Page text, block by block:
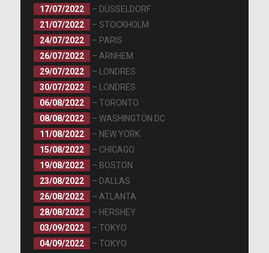
17/07/2022
– DÜSSELDORF
21/07/2022
– STOCKHOLM
24/07/2022
– PARIS
26/07/2022
– ARNHEM
29/07/2022
– LONDRES
30/07/2022
– LONDRES
06/08/2022
– TORONTO
08/08/2022
– WASHINGTON DC
11/08/2022
– NEW YORK
15/08/2022
– CHICAGO
19/08/2022
– BOSTON
23/08/2022
– DALLAS
26/08/2022
– ATLANTA
28/08/2022
– HERSHEY
03/09/2022
– TOKYO
04/09/2022
– TOKYO